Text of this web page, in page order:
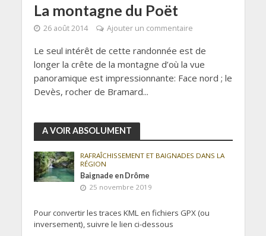
La montagne du Poët
26 août 2014 Ajouter un commentaire
Le seul intérêt de cette randonnée est de
longer la crête de la montagne d’où la vue
panoramique est impressionnante: Face nord ; le
Devès, rocher de Bramard...
A VOIR ABSOLUMENT
RAFRAÎCHISSEMENT ET BAIGNADES DANS LA
RÉGION
Baignade en Drôme
25 novembre 2019
Pour convertir les traces KML en fichiers GPX (ou
inversement), suivre le lien ci-dessous